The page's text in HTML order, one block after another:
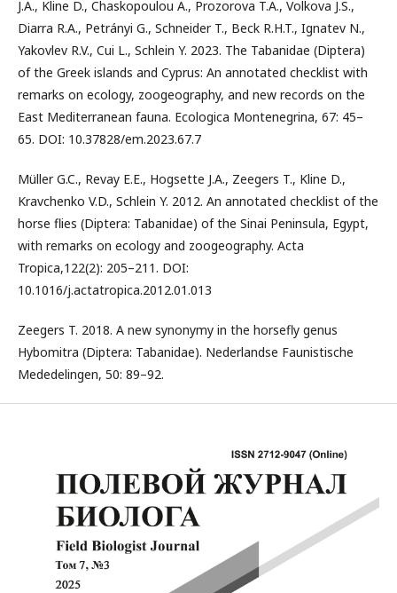
J.A., Kline D., Chaskopoulou A., Prozorova T.A., Volkova J.S.,
Diarra R.A., Petrányi G., Schneider T., Beck R.H.T., Ignatev N.,
Yakovlev R.V., Cui L., Schlein Y. 2023. The Tabanidae (Diptera)
of the Greek islands and Cyprus: An annotated checklist with
remarks on ecology, zoogeography, and new records on the
East Mediterranean fauna. Ecologica Montenegrina, 67: 45–
65. DOI: 10.37828/em.2023.67.7
Müller G.C., Revay E.E., Hogsette J.A., Zeegers T., Kline D.,
Kravchenko V.D., Schlein Y. 2012. An annotated checklist of the
horse flies (Diptera: Tabanidae) of the Sinai Peninsula, Egypt,
with remarks on ecology and zoogeography. Acta
Tropica,122(2): 205–211. DOI:
10.1016/j.actatropica.2012.01.013
Zeegers T. 2018. A new synonymy in the horsefly genus
Hybomitra (Diptera: Tabanidae). Nederlandse Faunistische
Mededelingen, 50: 89–92.